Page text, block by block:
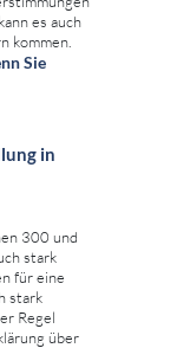
es auch
kommen.
Sie
in
300 und
stark
für eine
stark
Regel
über